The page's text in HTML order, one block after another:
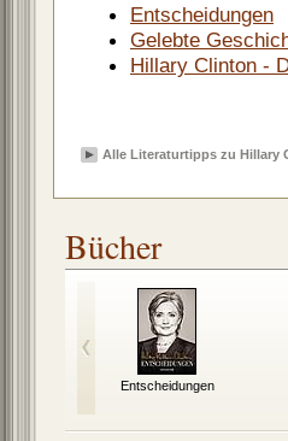
Entscheidungen
Gelebte
Hillary Clinton -
Alle Literaturtipps zu Hillary
Bücher
Entscheidungen